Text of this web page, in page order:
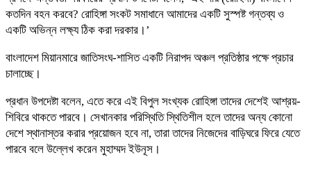
কতদিন বহন করবে? রোহিঙ্গা সংকট সমাধানে আমাদের একটি সুস্পষ্ট গন্তব্য ও
একটি অভিন্ন লক্ষ্য ঠিক করা দরকার।’
বাংলাদেশ মিয়ানমারে জাতিসংঘ-শাসিত একটি নিরাপদ অঞ্চল প্রতিষ্ঠার পক্ষে প্রচার
চালাচ্ছে।
প্রধান উপদেষ্টা বলেন, এতে করে এই বিপুল সংখ্যক রোহিঙ্গা তাদের দেশেই আশ্রয়-
শিবিরে থাকতে পারবে। সেখানকার পরিস্থিতি স্থিতিশীল হলে তাদের অন্য কোনো
দেশে স্থানাস্তর করার প্রয়োজন হবে না, তারা তাদের নিজেদের বাড়িঘরে ফিরে যেতে
পারবে বলে উল্লেখ করেন মুহাম্মদ ইউনূস।